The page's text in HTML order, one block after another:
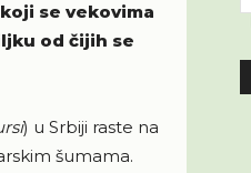
se vekovima
od čijih se
) u Srbiji raste na
šumama.